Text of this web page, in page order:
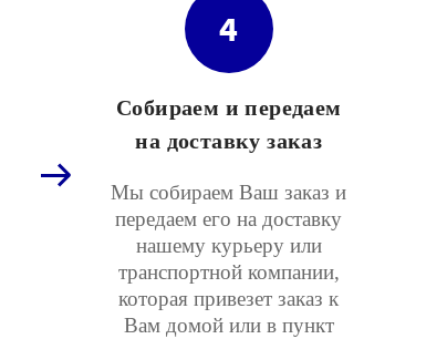
4
Собираем и передаем
на доставку заказ
Мы собираем Ваш заказ и
передаем его на доставку
нашему курьеру или
транспортной компании,
которая привезет заказ к
Вам домой или в пункт